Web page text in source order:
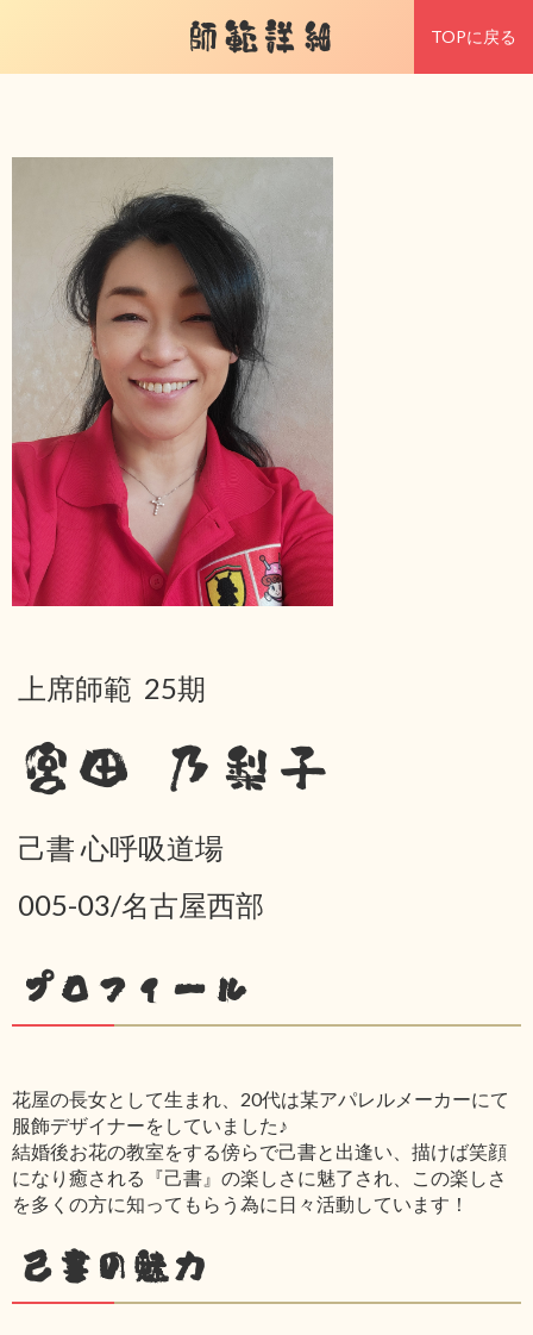
師範詳細 TOPに戻る
上席師範 25期
宮田 乃梨子
己書 心呼吸道場
005-03/名古屋西部
プロフィール
花屋の長女として生まれ、20代は某アパレルメーカーにて
服飾デザイナーをしていました♪
結婚後お花の教室をする傍らで己書と出逢い、描けば笑顔
になり癒される『己書』の楽しさに魅了され、この楽しさ
を多くの方に知ってもらう為に日々活動しています！
己書の魅力